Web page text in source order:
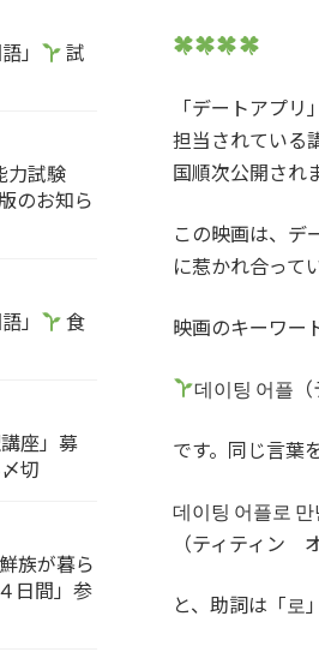
「デートアプ
担当されている
国順次公開され
この映画は、デ
に惹かれ合って
映画のキーワー
데이팅 어플
です。同じ言葉
데이팅 어플로 만
（ティティン
と、助詞は「로
」
試
力試験
のお知ら
」
食
座」募
切
族が暮ら
日間」参